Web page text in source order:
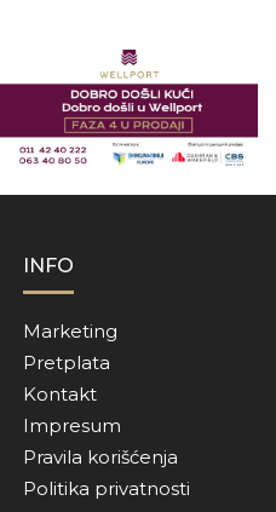
INFO
Marketing
Pretplata
Kontakt
Impresum
Pravila korišćenja
Politika privatnosti